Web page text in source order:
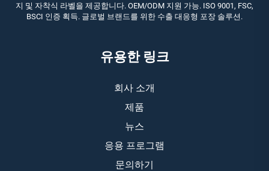
지 및 자착식 라벨을 제공합니다. OEM/ODM 지원 가능. ISO 9001, FSC,
BSCI 인증 획득. 글로벌 브랜드를 위한 수출 대응형 포장 솔루션.
유용한 링크
회사 소개
제품
뉴스
응용 프로그램
문의하기